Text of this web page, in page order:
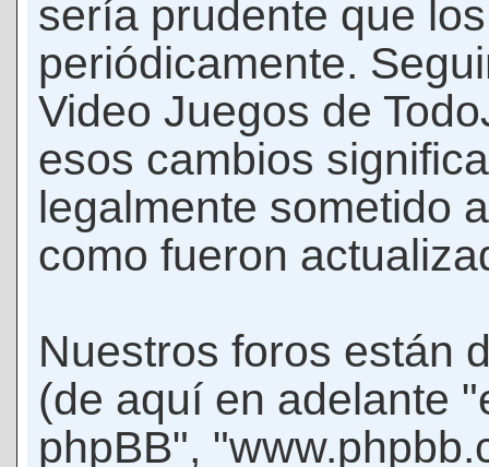
sería prudente que
periódicamente.
Video Juegos de
esos cambios
legalmente sometido
como fueron
Nuestros foros están
(de aquí en adelante
phpBB",